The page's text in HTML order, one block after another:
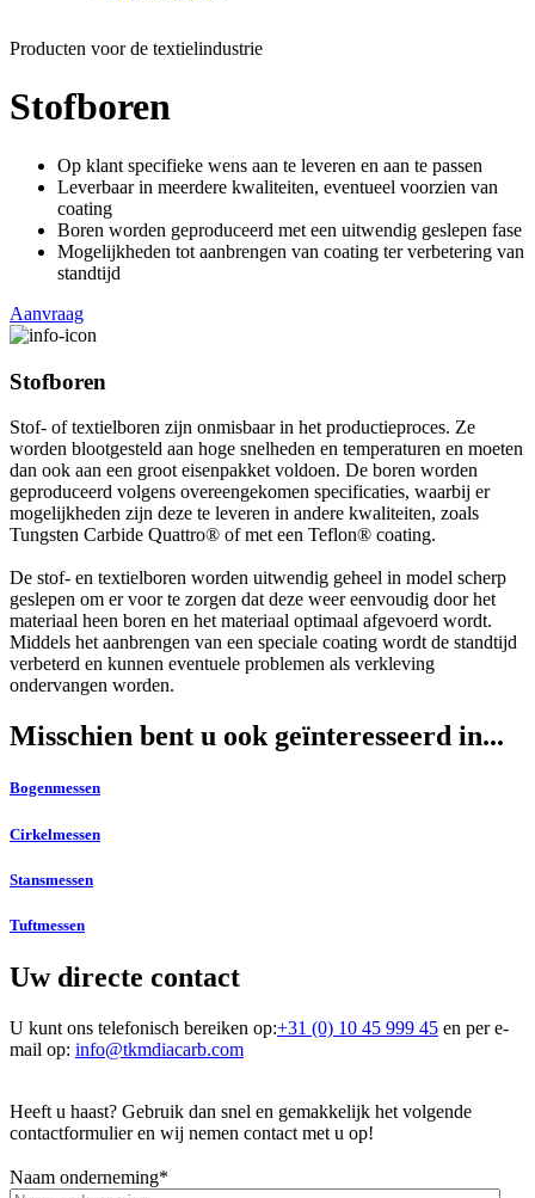
Producten voor de textielindustrie
Stofboren
Op klant specifieke wens aan te leveren en aan te passen
Leverbaar in meerdere kwaliteiten, eventueel voorzien van
coating
Boren worden geproduceerd met een uitwendig geslepen fase
Mogelijkheden tot aanbrengen van coating ter verbetering van
standtijd
Aanvraag
Stofboren
Stof- of textielboren zijn onmisbaar in het productieproces. Ze
worden blootgesteld aan hoge snelheden en temperaturen en moeten
dan ook aan een groot eisenpakket voldoen. De boren worden
geproduceerd volgens overeengekomen specificaties, waarbij er
mogelijkheden zijn deze te leveren in andere kwaliteiten, zoals
Tungsten Carbide Quattro® of met een Teflon® coating.
De stof- en textielboren worden uitwendig geheel in model scherp
geslepen om er voor te zorgen dat deze weer eenvoudig door het
materiaal heen boren en het materiaal optimaal afgevoerd wordt.
Middels het aanbrengen van een speciale coating wordt de standtijd
verbeterd en kunnen eventuele problemen als verkleving
ondervangen worden.
Misschien bent u ook geïnteresseerd in...
Bogenmessen
Cirkelmessen
Stansmessen
Tuftmessen
Uw directe contact
U kunt ons telefonisch bereiken op:+31 (0) 10 45 999 45 en per e-
mail op: info@tkmdiacarb.com
Heeft u haast? Gebruik dan snel en gemakkelijk het volgende
contactformulier en wij nemen contact met u op!
Naam onderneming*